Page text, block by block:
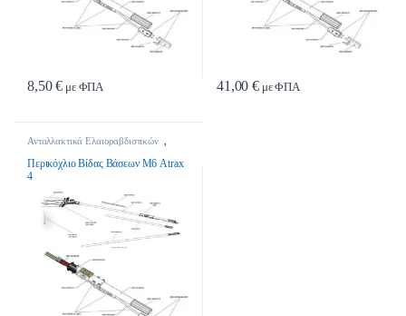
8,50€ με ΦΠΑ 41,00€ με ΦΠΑ
Ανταλλακτικά Ελαιοραβδιστικών
Περικόχλιο Βίδας Βάσεων Μ6 Atrax
4